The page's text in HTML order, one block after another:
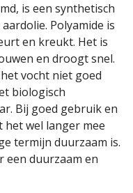
is een synthetisch
Polyamide is
en kreukt. Het is
en droogt snel.
vocht niet goed
biologisch
Bij goed gebruik en
wel langer mee
termijn duurzaam is.
een duurzaam en